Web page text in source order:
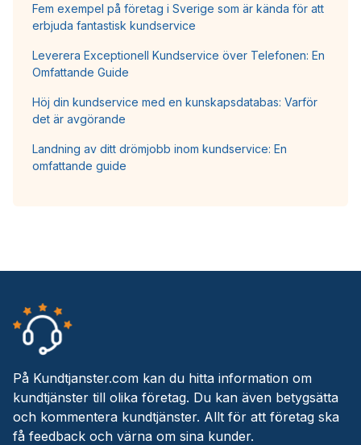
Fem exempel på företag i Sverige som är kända för att
erbjuda fantastisk kundservice
Leverera Exceptionell Kundservice över Telefonen: En
Omfattande Guide
Höj din kundservice med en kunskapsdatabas: Varför
det är avgörande
Landning av ditt drömjobb inom kundservice: En
omfattande guide
På Kundtjanster.com kan du hitta information om
kundtjänster till olika företag. Du kan även betygsätta
och kommentera kundtjänster. Allt för att företag ska
få feedback och värna om sina kunder.